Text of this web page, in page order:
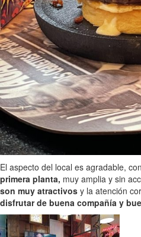
El aspecto del local es agradable, con
primera planta, muy amplia y sin
son muy atractivos y la atención
disfrutar de buena compañía y